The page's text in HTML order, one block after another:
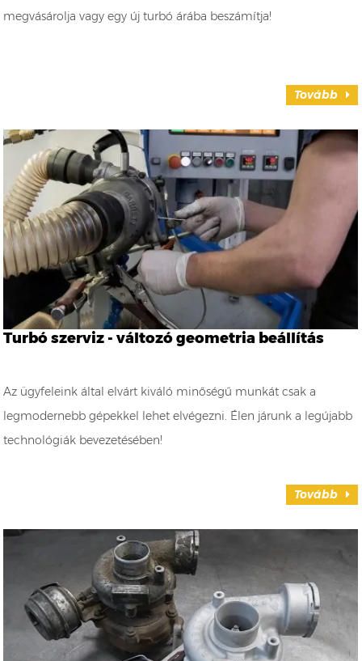
megvásárolja vagy egy új turbó árába beszámítja!
Tovább
Turbó szerviz - változó geometria beállítás
Az ügyfeleink által elvárt kiváló minőségű munkát csak a
legmodernebb gépekkel lehet elvégezni. Élen járunk a legújabb
technológiák bevezetésében!
Tovább